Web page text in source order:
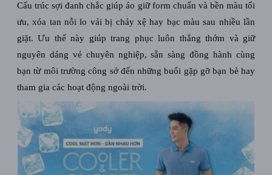
Cấu trúc sợi đanh chắc giúp áo giữ form chuẩn và bền màu tối
ưu, xóa tan nỗi lo vải bị chảy xệ hay bạc màu sau nhiều lần
giặt. Ưu thế này giúp trang phục luôn thẳng thớm và giữ
nguyên dáng vẻ chuyên nghiệp, sẵn sàng đồng hành cùng
bạn từ môi trường công sở đến những buổi gặp gỡ bạn bè hay
tham gia các hoạt động ngoài trời.